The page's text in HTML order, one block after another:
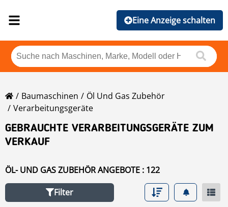
Eine Anzeige schalten
Baumaschinen
Öl Und Gas Zubehör
Verarbeitungsgeräte
GEBRAUCHTE VERARBEITUNGSGERÄTE ZUM
VERKAUF
ÖL- UND GAS ZUBEHÖR ANGEBOTE : 122
Filter